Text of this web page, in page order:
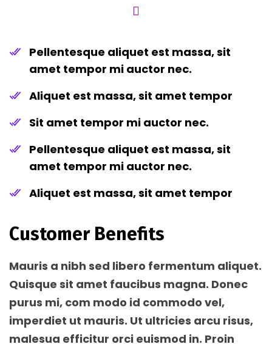
Pellentesque aliquet est massa, sit
amet tempor mi auctor nec.
Aliquet est massa, sit amet tempor
Sit amet tempor mi auctor nec.
Pellentesque aliquet est massa, sit
amet tempor mi auctor nec.
Aliquet est massa, sit amet tempor
Customer Benefits​
Mauris a nibh sed libero fermentum aliquet.
Quisque sit amet faucibus magna. Donec
purus mi, com modo id commodo vel,
imperdiet ut mauris. Ut ultricies arcu risus,
malesua efficitur orci euismod in. Proin